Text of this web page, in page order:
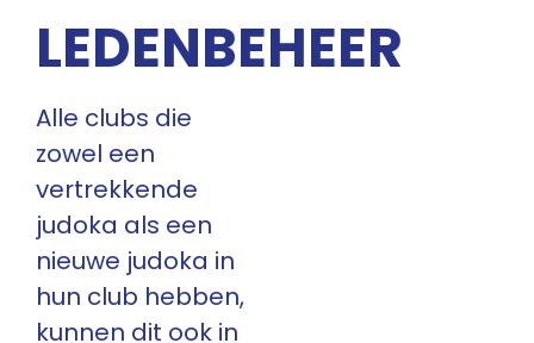
LEDENBEHEER
Alle clubs die
zowel een
vertrekkende
judoka als een
nieuwe judoka in
hun club hebben,
kunnen dit ook in